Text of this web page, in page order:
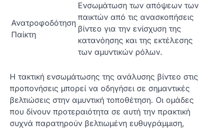
Ανατροφοδότηση
Παίκτη
Ενσωμάτωση των απόψεων των
παικτών από τις ανασκοπήσεις
βίντεο για την ενίσχυση της
κατανόησης και της εκτέλεσης
των αμυντικών ρόλων.
Η τακτική ενσωμάτωσης της ανάλυσης βίντεο στις
προπονήσεις μπορεί να οδηγήσει σε σημαντικές
βελτιώσεις στην αμυντική τοποθέτηση. Οι ομάδες
που δίνουν προτεραιότητα σε αυτή την πρακτική
συχνά παρατηρούν βελτιωμένη ευθυγράμμιση,